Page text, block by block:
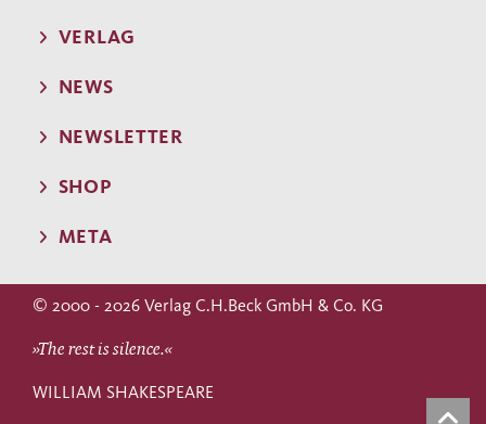
VERLAG
NEWS
NEWSLETTER
SHOP
META
© 2000 - 2026 Verlag C.H.Beck GmbH & Co. KG
»The rest is silence.«
WILLIAM SHAKESPEARE